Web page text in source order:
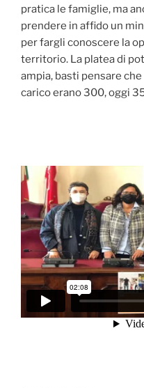
pratica le famiglie, ma
prendere in affido un
per fargli conoscere la
territorio. La platea di
ampia, basti pensare
carico erano 300, oggi